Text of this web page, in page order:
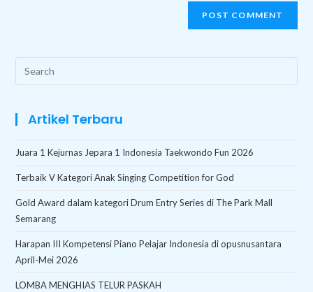
Search
this
Artikel Terbaru
Juara 1 Kejurnas Jepara 1 Indonesia Taekwondo Fun 2026
Terbaik V Kategori Anak Singing Competition for God
Gold Award dalam kategori Drum Entry Series di The Park Mall
Semarang
Harapan III Kompetensi Piano Pelajar Indonesia di opusnusantara
April-Mei 2026
LOMBA MENGHIAS TELUR PASKAH